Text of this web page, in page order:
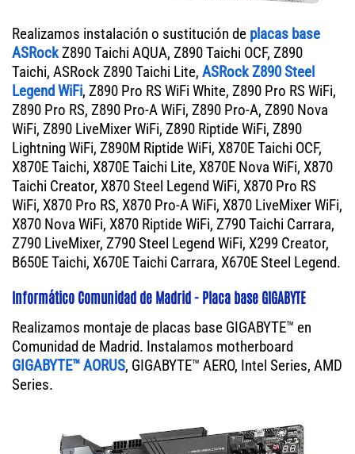
Realizamos instalación o sustitución de placas base
ASRockZ890 Taichi AQUA, Z890 Taichi OCF, Z890
Taichi, ASRock Z890 Taichi Lite, ASRock Z890 Steel
Legend WiFi, Z890 Pro RS WiFi White, Z890 Pro RS WiFi,
Z890 Pro RS, Z890 Pro-A WiFi, Z890 Pro-A, Z890 Nova
WiFi, Z890 LiveMixer WiFi, Z890 Riptide WiFi, Z890
Lightning WiFi, Z890M Riptide WiFi, X870E Taichi OCF,
X870E Taichi, X870E Taichi Lite, X870E Nova WiFi, X870
Taichi Creator, X870 Steel Legend WiFi, X870 Pro RS
WiFi, X870 Pro RS, X870 Pro-A WiFi, X870 LiveMixer WiFi,
X870 Nova WiFi, X870 Riptide WiFi, Z790 Taichi Carrara,
Z790 LiveMixer, Z790 Steel Legend WiFi, X299 Creator,
B650E Taichi, X670E Taichi Carrara, X670E Steel Legend.
Informático Comunidad de Madrid - Placa base GIGABYTE
Realizamos montaje de placas base GIGABYTE™ en
Comunidad de Madrid. Instalamos motherboard
GIGABYTE™ AORUS, GIGABYTE™ AERO, Intel Series, AMD
Series.